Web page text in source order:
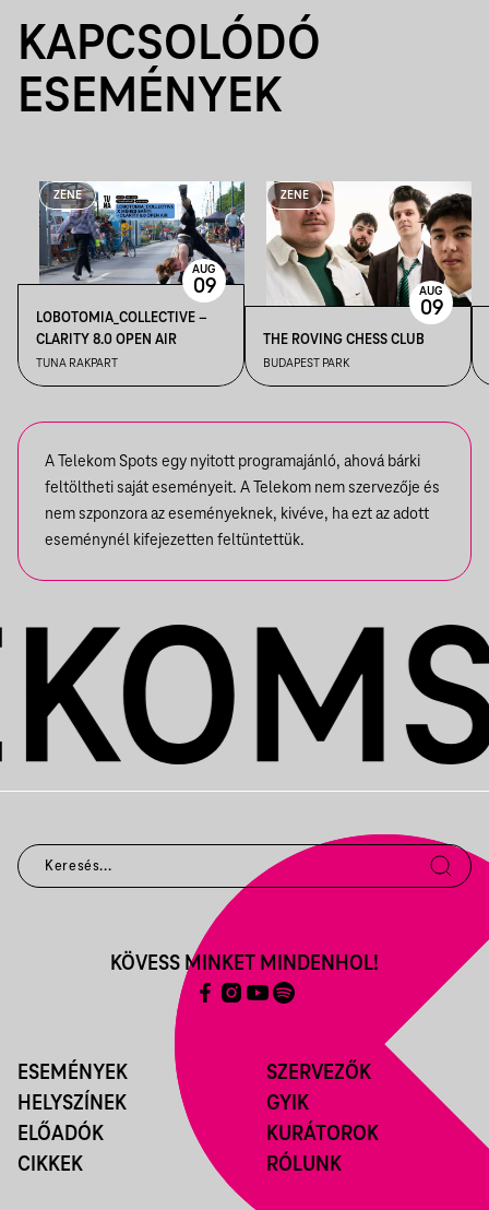
KAPCSOLÓDÓ
ESEMÉNYEK
ZENE
LOBOTOMIA_COLLECTIVE –
CLARITY 8.0 OPEN AIR
TUNA RAKPART
AUG
09
ZENE
THE ROVING CHESS CLUB
BUDAPEST PARK
AUG
09
A Telekom Spots egy nyitott programajánló, ahová bárki
feltöltheti saját eseményeit. A Telekom nem szervezője és
nem szponzora az eseményeknek, kivéve, ha ezt az adott
eseménynél kifejezetten feltüntettük.
ESEMÉNYEK
HELYSZÍNEK
ELŐADÓK
CIKKEK
SZERVEZŐK
GYIK
KURÁTOROK
RÓLUNK
KÖVESS MINKET MINDENHOL!